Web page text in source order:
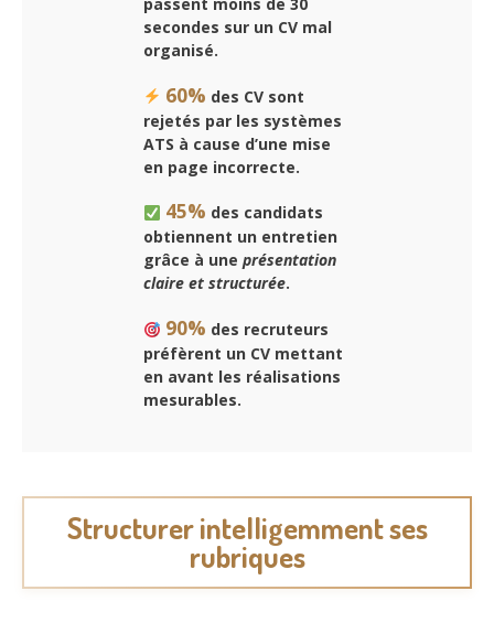
secondes sur un CV mal
organisé.
60% des CV sont
rejetés par les systèmes
ATS à cause d’une mise
en page incorrecte.
45% des candidats
obtiennent un entretien
grâce à une présentation
claire et structurée.
90% des recruteurs
préfèrent un CV mettant
en avant les réalisations
mesurables.
Structurer intelligemment ses
rubriques